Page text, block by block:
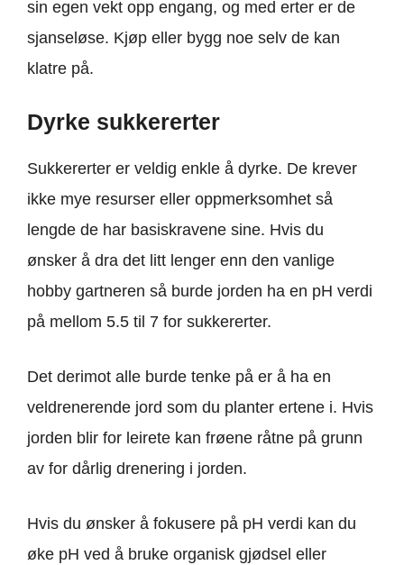
sin egen vekt opp engang, og med erter er de
sjanseløse. Kjøp eller bygg noe selv de kan
klatre på.
Dyrke sukkererter
Sukkererter er veldig enkle å dyrke. De krever
ikke mye resurser eller oppmerksomhet så
lengde de har basiskravene sine. Hvis du
ønsker å dra det litt lenger enn den vanlige
hobby gartneren så burde jorden ha en pH verdi
på mellom 5.5 til 7 for sukkererter.
Det derimot alle burde tenke på er å ha en
veldrenerende jord som du planter ertene i. Hvis
jorden blir for leirete kan frøene råtne på grunn
av for dårlig drenering i jorden.
Hvis du ønsker å fokusere på pH verdi kan du
øke pH ved å bruke organisk gjødsel eller